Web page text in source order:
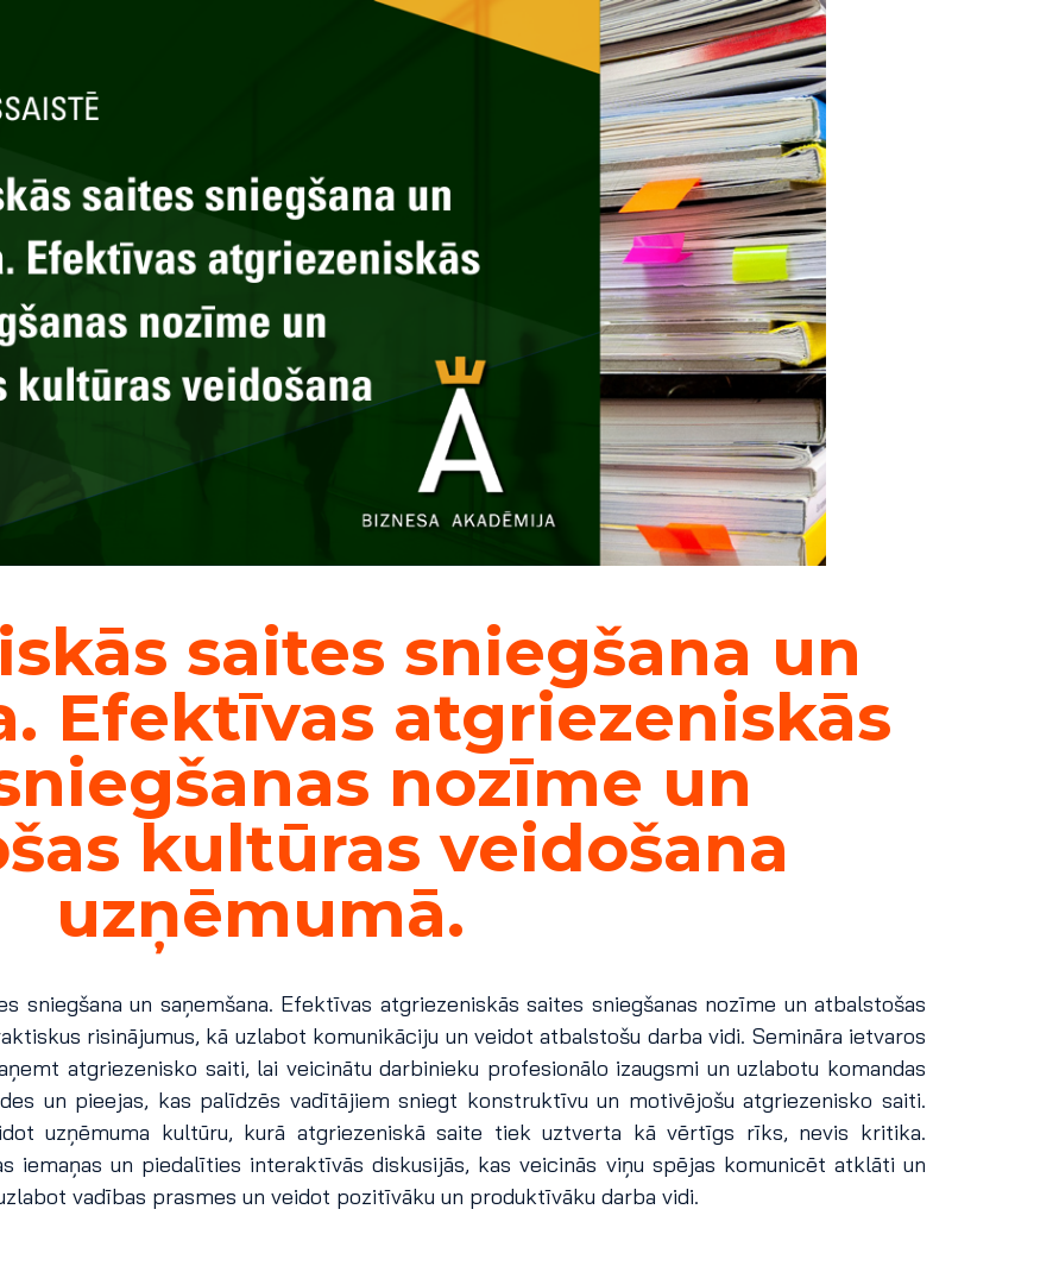
saites sniegšana un
Efektīvas atgriezeniskās
nozīme un
kultūras veidošana
uzņēmumā.
sniegšana un saņemšana. Efektīvas atgriezeniskās saites sniegšanas nozīme un atbalstošas
risinājumus, kā uzlabot komunikāciju un veidot atbalstošu darba vidi. Semināra ietvaros
atgriezenisko saiti, lai veicinātu darbinieku profesionālo izaugsmi un uzlabotu komandas
un pieejas, kas palīdzēs vadītājiem sniegt konstruktīvu un motivējošu atgriezenisko saiti.
uzņēmuma kultūru, kurā atgriezeniskā saite tiek uztverta kā vērtīgs rīks, nevis kritika.
iemaņas un piedalīties interaktīvās diskusijās, kas veicinās viņu spējas komunicēt atklāti un
vadības prasmes un veidot pozitīvāku un produktīvāku darba vidi.